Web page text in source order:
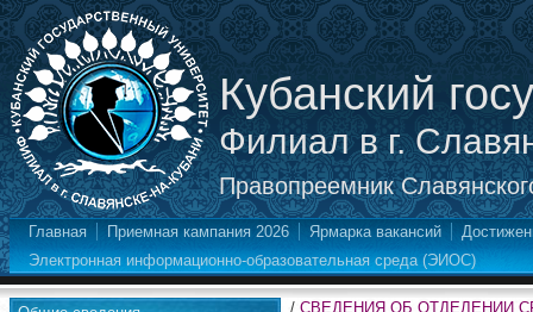
Кубанский
Филиал в г.
Правопреемник
Главная Приемная кампания 2026 Ярмарка вакансий
Электронная информационно-образовательная среда (ЭИОС)
/ СВЕДЕНИЯ ОБ ОТДЕЛЕНИИ